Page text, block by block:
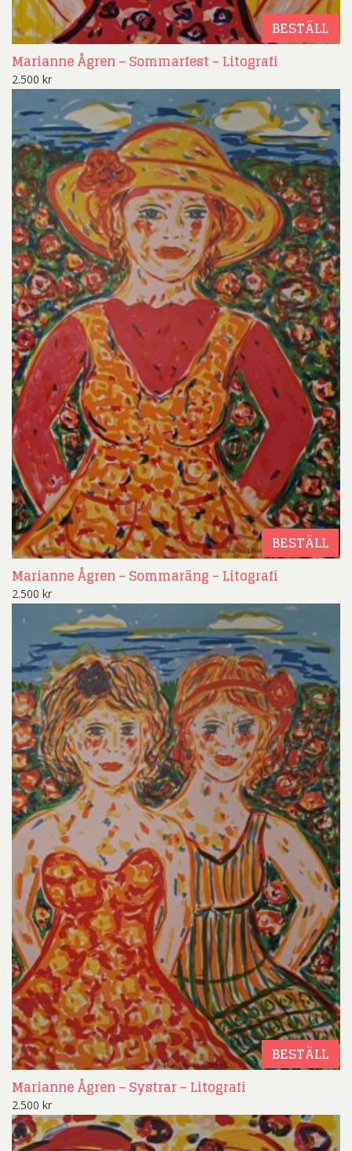
BESTÄLL
Marianne Ågren – Sommarfest – Litografi
2.500 kr
BESTÄLL
Marianne Ågren – Sommaräng – Litografi
2.500 kr
BESTÄLL
Marianne Ågren – Systrar – Litografi
2.500 kr